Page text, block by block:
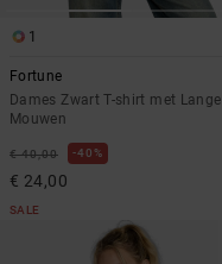
1
Fortune
Dames Zwart T-shirt met Lange
Mouwen
€ 40,00 40%
€ 24,00
SALE